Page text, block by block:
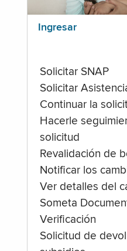
Ingresar
Solicitar SNAP
Solicitar
Continuar la
Hacerle
solicitud
Revalidación de
Notificar los
Ver detalles del
Someta
Verificación
Solicitud de